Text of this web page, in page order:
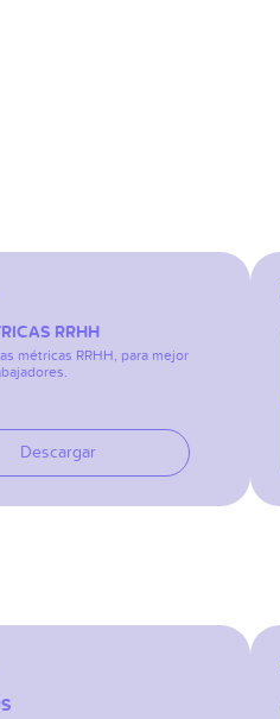
RRHH
métricas RRHH, para mejor
Descargar